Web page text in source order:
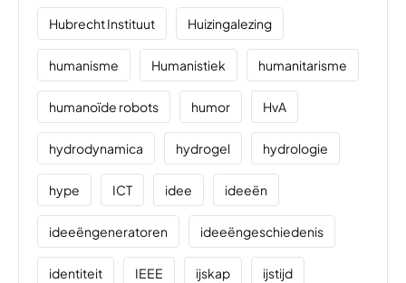
Hubrecht Instituut Huizingalezing
humanisme Humanistiek humanitarisme
humanoïde robots humor HvA
hydrodynamica hydrogel hydrologie
hype ICT idee ideeën
ideeëngeneratoren ideeëngeschiedenis
identiteit IEEE ijskap ijstijd